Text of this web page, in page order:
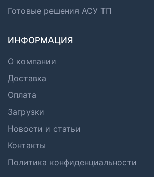
Готовые решения АСУ ТП
ИНФОРМАЦИЯ
О компании
Доставка
Оплата
Загрузки
Новости и статьи
Контакты
Политика конфиденциальности